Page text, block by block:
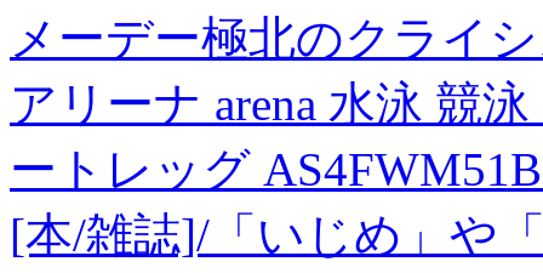
メーデー極北のクライ
アリーナ arena 水泳 競
ートレッグ
[本/雑誌]/「いじめ」や